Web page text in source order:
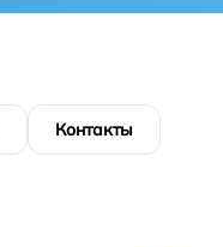
Контакты